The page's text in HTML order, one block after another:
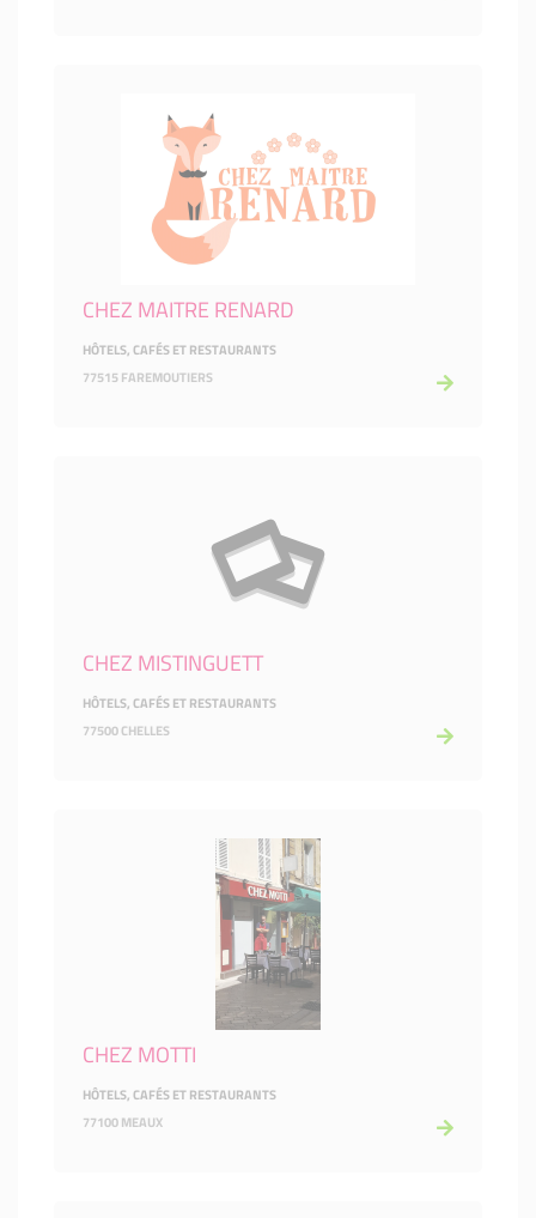
CHEZ MAITRE RENARD
HÔTELS, CAFÉS ET RESTAURANTS
77515 FAREMOUTIERS
CHEZ MISTINGUETT
HÔTELS, CAFÉS ET RESTAURANTS
77500 CHELLES
CHEZ MOTTI
HÔTELS, CAFÉS ET RESTAURANTS
77100 MEAUX